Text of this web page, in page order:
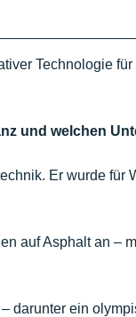
Technologie für
und welchen
Er wurde für
auf Asphalt an –
darunter ein